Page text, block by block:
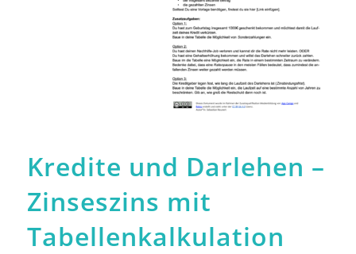
Kredite und Darlehen –
Zinseszins mit
Tabellenkalkulation